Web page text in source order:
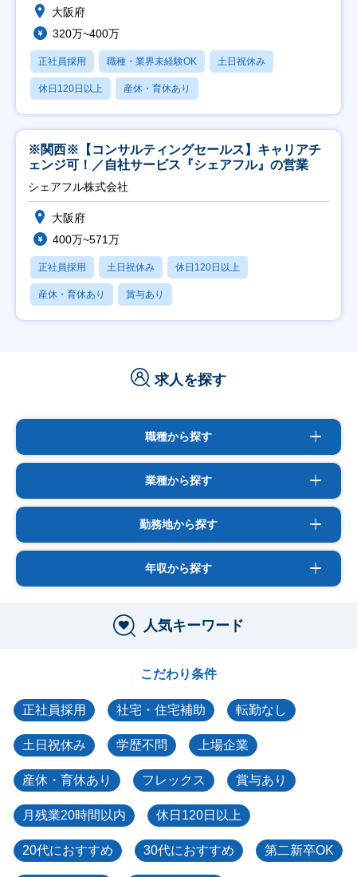
大阪府
320万~400万
正社員採用 職種・業界未経験OK 土日祝休み
休日120日以上 産休・育休あり
※関西※【コンサルティングセールス】キャリアチ
ェンジ可！／自社サービス『シェアフル』の営業
シェアフル株式会社
大阪府
400万~571万
正社員採用 土日祝休み 休日120日以上
産休・育休あり 賞与あり
求人を探す
職種から探す
業種から探す
勤務地から探す
年収から探す
人気キーワード
こだわり条件
正社員採用 社宅・住宅補助 転勤なし
土日祝休み 学歴不問 上場企業
産休・育休あり フレックス 賞与あり
月残業20時間以内 休日120日以上
20代におすすめ 30代におすすめ 第二新卒OK